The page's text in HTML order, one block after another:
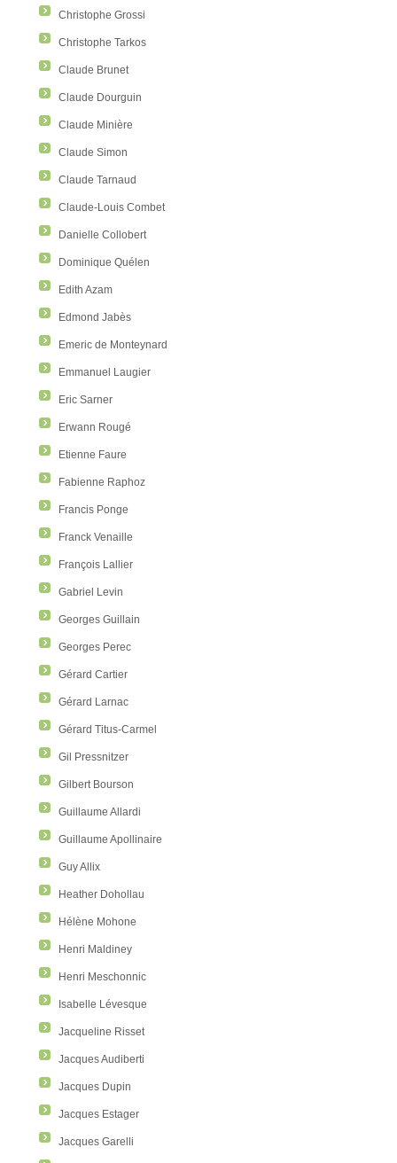
Christophe Grossi
Christophe Tarkos
Claude Brunet
Claude Dourguin
Claude Minière
Claude Simon
Claude Tarnaud
Claude-Louis Combet
Danielle Collobert
Dominique Quélen
Edith Azam
Edmond Jabès
Emeric de Monteynard
Emmanuel Laugier
Eric Sarner
Erwann Rougé
Etienne Faure
Fabienne Raphoz
Francis Ponge
Franck Venaille
François Lallier
Gabriel Levin
Georges Guillain
Georges Perec
Gérard Cartier
Gérard Larnac
Gérard Titus-Carmel
Gil Pressnitzer
Gilbert Bourson
Guillaume Allardi
Guillaume Apollinaire
Guy Allix
Heather Dohollau
Hélène Mohone
Henri Maldiney
Henri Meschonnic
Isabelle Lévesque
Jacqueline Risset
Jacques Audiberti
Jacques Dupin
Jacques Estager
Jacques Garelli